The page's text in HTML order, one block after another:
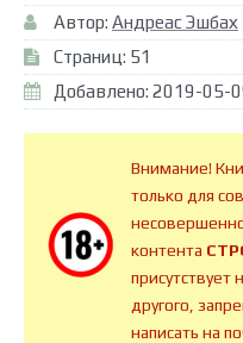
Автор: Андреас Эшбах
Страниц: 51
Добавлено: 2019-05-
Внимание!
только для
контента
присутствует
другого,
написать на